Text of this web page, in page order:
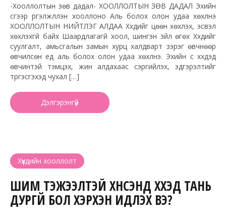
-Хооллолтын зөв дадал- ХООЛЛОЛТЫН ЗӨВ ДАДАЛ Эхийн
сүүгээр үргэлжлүүлэн хооллоно Аль болох олон удаа хөхүүлнэ
ХООЛЛОЛТЫН НИЙТЛЭГ АЛДАА Хүүхдийг цөөн хөхүүлэх, эсвэл
хөхүүлэхгүй байх Шаардлагагүй хоол, шингэн зүйл өгөх Хүүхдийг
суулгалт, амьсгалын замын хурц халдварт зэрэг өвчнөөр
өвчилсөн үед аль болох олон удаа хөхүүлнэ. Эхийн сүү хүүхдэд
өвчинтэй тэмцэх, жин алдахаас сэргийлэх, эдгэрэлтийг
түргэсгэхэд чухал […]
Дэлгэрэнгүй
Хүүхдийн хооллолт
ШИМ ТЭЖЭЭЛТЭЙ ХҮНСЭНД ХҮҮХЭД ТАНЬ
ДУРГҮЙ БОЛ ХЭРХЭН ИДҮҮЛЭХ ВЭ?